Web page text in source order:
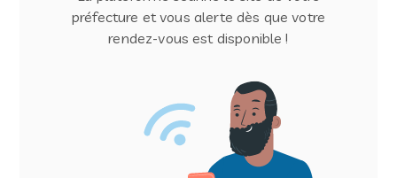
préfecture et vous alerte dès que votre
rendez-vous est disponible !